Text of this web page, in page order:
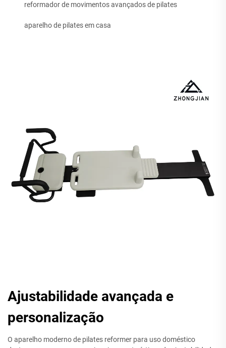
reformador de movimentos avançados de pilates
aparelho de pilates em casa
Ajustabilidade avançada e
personalização
O aparelho moderno de pilates reformer para uso doméstico